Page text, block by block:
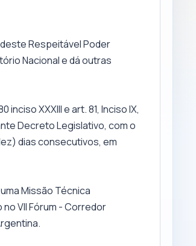
Respeitável Poder
Nacional e dá outras
XXXIII e art. 81, Inciso IX,
Decreto Legislativo, com o
dias consecutivos, em
Missão Técnica
VII Fórum - Corredor